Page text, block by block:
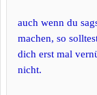
auch wenn du
machen, so
dich erst mal
nicht.